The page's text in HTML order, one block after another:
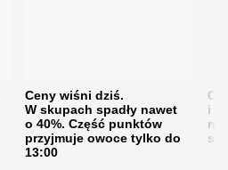
Ceny wiśni dziś.
W skupach spadły nawet
o 40%. Część punktów
przyjmuje owoce tylko do
13:00
i